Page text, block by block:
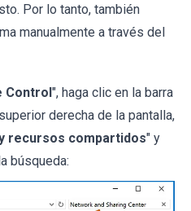
Por lo tanto, también
manualmente a través del
Control", haga clic en la barra
derecha de la pantalla,
recursos compartidos" y
búsqueda: